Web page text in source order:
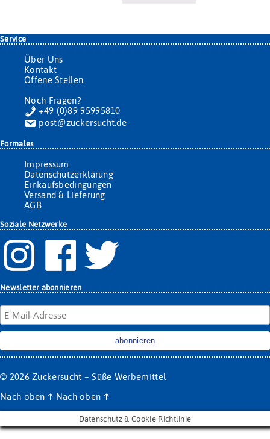
Service
Über Uns
Kontakt
Offene Stellen
Noch Fragen?
+49 (0)89 95995810
post@zuckersucht.de
Formales
Impressum
Datenschutzerklärung
Einkaufsbedingungen
Versand & Lieferung
AGB
Soziale Netzwerke
Newsletter abonnieren
© 2026 Zuckersucht – Süße Werbemittel
Nach oben↑ Nach oben ↑
Datenschutz & Cookie Richtlinie